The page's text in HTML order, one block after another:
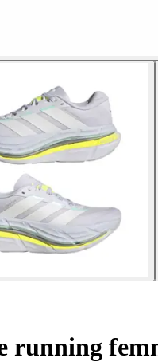
running